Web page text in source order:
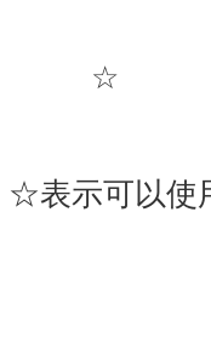
☆
☆表示可以使